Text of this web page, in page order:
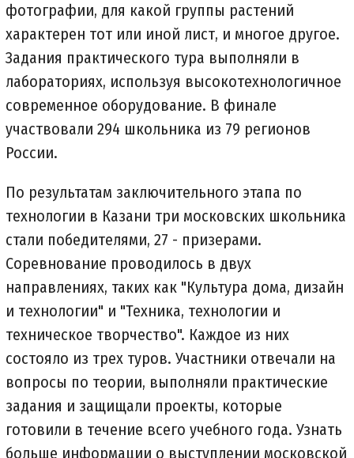
фотографии, для какой группы растений
характерен тот или иной лист, и многое другое.
Задания практического тура выполняли в
лабораториях, используя высокотехнологичное
современное оборудование. В финале
участвовали 294 школьника из 79 регионов
России.
По результатам заключительного этапа по
технологии в Казани три московских школьника
стали победителями, 27 - призерами.
Соревнование проводилось в двух
направлениях, таких как "Культура дома, дизайн
и технологии" и "Техника, технологии и
техническое творчество". Каждое из них
состояло из трех туров. Участники отвечали на
вопросы по теории, выполняли практические
задания и защищали проекты, которые
готовили в течение всего учебного года. Узнать
больше информации о выступлении московской